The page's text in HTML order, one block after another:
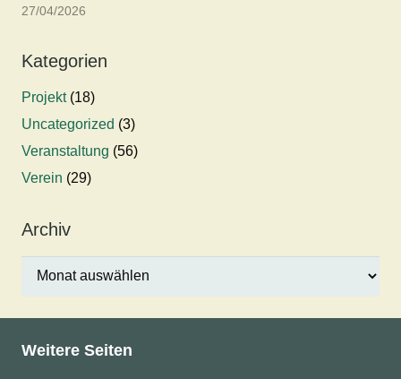
27/04/2026
Kategorien
Projekt(18)
Uncategorized (3)
Veranstaltung (56)
Verein (29)
Archiv
Archiv
Weitere Seiten